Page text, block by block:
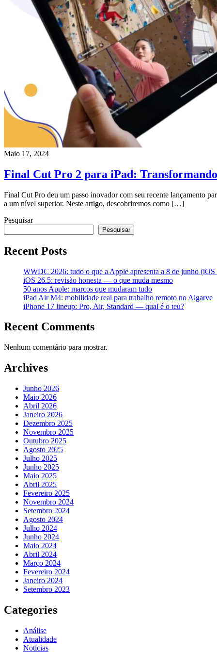
Maio 17, 2024
Final Cut Pro 2 para iPad:
Final Cut Pro deu um passo inovador com seu recente lançamento
a um nível superior. Neste artigo, descobriremos como […]
Pesquisar
Pesquisar
Recent Posts
WWDC 2026: tudo o que a Apple apresenta a 8 de junho
iOS 26.5: revisão honesta — o que muda mesmo
50 anos Apple: marcos que mudaram tudo
iPad Air M4: mobilidade real para trabalho remoto no Algarve
iPhone 17 lineup: Pro, Air, Standard — qual é o teu?
Recent Comments
Nenhum comentário para mostrar.
Archives
Junho 2026
Maio 2026
Abril 2026
Janeiro 2026
Dezembro 2025
Novembro 2025
Outubro 2025
Agosto 2025
Julho 2025
Junho 2025
Maio 2025
Abril 2025
Fevereiro 2025
Novembro 2024
Setembro 2024
Agosto 2024
Julho 2024
Junho 2024
Maio 2024
Abril 2024
Março 2024
Fevereiro 2024
Janeiro 2024
Setembro 2023
Categories
Análise
Atualidade
Notícias